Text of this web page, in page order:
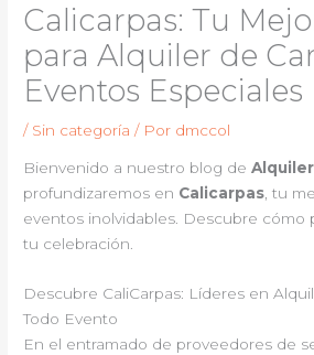
Calicarpas: Tu
para Alquiler de
Eventos Especiales
/ Sin categoría / Por dmccol
Bienvenido a nuestro blog de
profundizaremos en Calicarpas, tu
eventos inolvidables. Descubre cómo
tu celebración.
Descubre CaliCarpas: Líderes en
Todo Evento
En el entramado de proveedores de